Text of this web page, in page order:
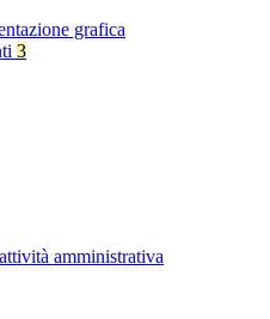
grafica
3
amministrativa